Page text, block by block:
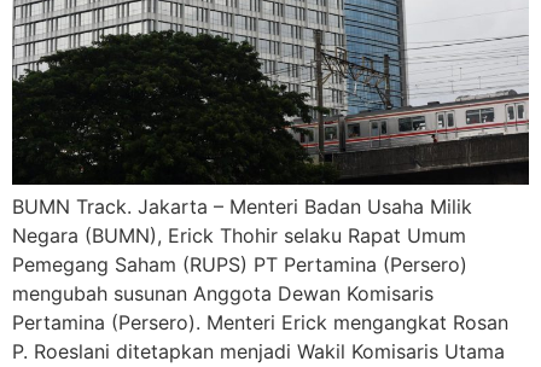
BUMN Track. Jakarta – Menteri Badan Usaha Milik
Negara (BUMN), Erick Thohir selaku Rapat Umum
Pemegang Saham (RUPS) PT Pertamina (Persero)
mengubah susunan Anggota Dewan Komisaris
Pertamina (Persero). Menteri Erick mengangkat Rosan
P. Roeslani ditetapkan menjadi Wakil Komisaris Utama